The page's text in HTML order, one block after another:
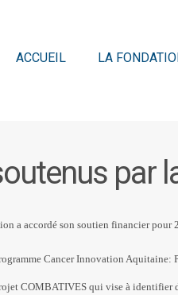
ACCUEIL LA
par
a accordé son soutien financier
Cancer Innovation Aquitaine:
COMBATIVES qui vise à identifier